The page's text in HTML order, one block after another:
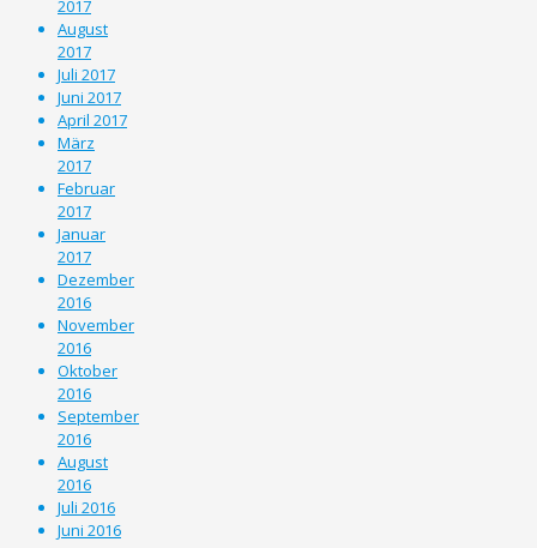
2017
August
2017
Juli 2017
Juni 2017
April 2017
März
2017
Februar
2017
Januar
2017
Dezember
2016
November
2016
Oktober
2016
September
2016
August
2016
Juli 2016
Juni 2016